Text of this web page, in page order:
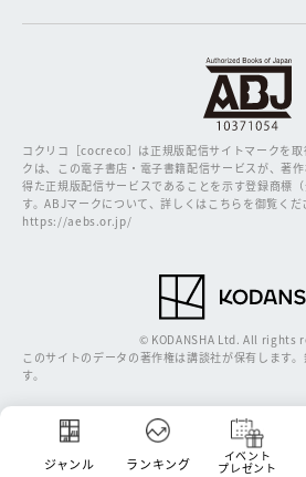
ジャンル ランキング イベント
プレゼント
コクリコ［cocreco］は正規版配信サイトマークを
クは、この電子書店・電子書籍配信サービスが、著
得た正規版配信サービスであることを示す登録商標
す。ABJマークについて、詳しくはこちらを御覧くだ
https://aebs.or.jp/
© KODANSHA Ltd. All rights
このサイトのデータの著作権は講談社が保有します
す。